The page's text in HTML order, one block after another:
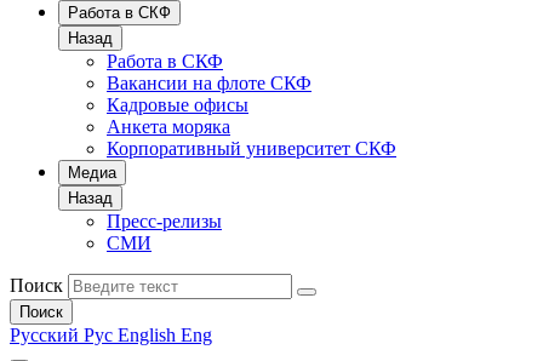
Работа в СКФ
Назад
Работа в СКФ
Вакансии на флоте СКФ
Кадровые офисы
Анкета моряка
Корпоративный университет СКФ
Медиа
Назад
Пресс-релизы
СМИ
Поиск
Поиск
Русский Рус English Eng